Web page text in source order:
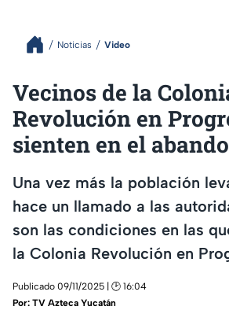
Noticias Video
Vecinos de la
Revolución en
sienten en el
Una vez más la población
hace un llamado a las
son las condiciones en las
la Colonia Revolución en
Publicado 09/11/2025 | 🕑 16:04
Por: TV Azteca Yucatán